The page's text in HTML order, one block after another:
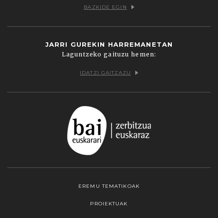
BAZKIDE EGIN
JARRI GUREKIN HARREMANETAN
Laguntzeko gaituzu hemen:
IDATZI GAITZAZU
EREMU TEMATIKOAK
PROIEKTUAK